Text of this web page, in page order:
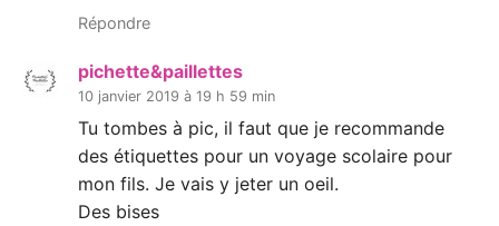
Répondre
pichette&paillettes
10 janvier 2019 à 19 h 59 min
Tu tombes à pic, il faut que je recommande
des étiquettes pour un voyage scolaire pour
mon fils. Je vais y jeter un oeil.
Des bises